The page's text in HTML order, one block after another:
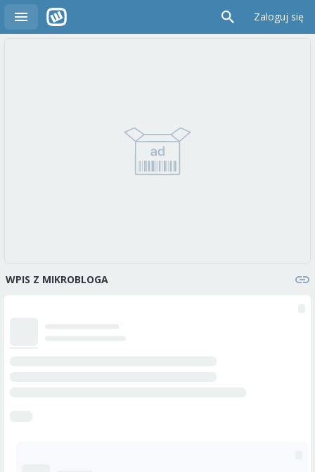
Zaloguj się
WPIS Z MIKROBLOGA